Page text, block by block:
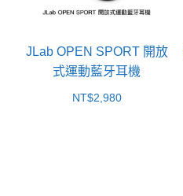
JLab OPEN SPORT 開放
式運動藍牙耳機
NT$2,980